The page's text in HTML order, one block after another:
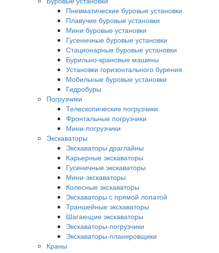
Пневматические буровые установки
Плавучие буровые установки
Мини буровые установки
Гусеничные буровые установки
Стационарные буровые установки
Бурильно-крановые машины
Установки горизонтального бурения
Мобильные буровые установки
Гидробуры
Погрузчики
Телескопические погрузчики
Фронтальные погрузчики
Мини-погрузчики
Экскаваторы
Экскаваторы драглайны
Карьерные экскаваторы
Гусеничные экскаваторы
Мини-экскаваторы
Колесные экскаваторы
Экскаваторы с прямой лопатой
Траншейные экскаваторы
Шагающие экскаваторы
Экскаваторы-погрузчики
Экскаваторы-планировщики
Краны